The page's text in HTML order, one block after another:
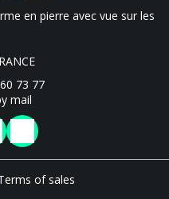
en pierre avec vue sur les
73 77
mail
of sales